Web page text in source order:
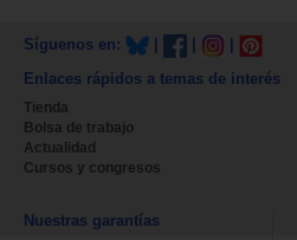
Síguenos en:
Enlaces rápidos a temas de interés
Tienda
Bolsa de trabajo
Actualidad
Cursos y congresos
Nuestras garantías